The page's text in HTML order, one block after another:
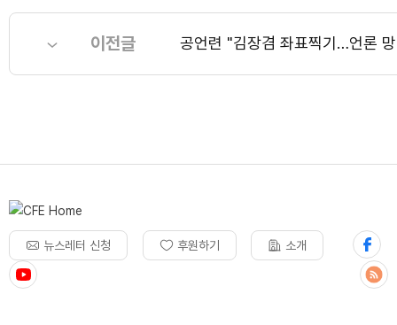
이전글 공언련 "김장겸 좌표찍기…언론
뉴스레터 신청 후원하기 소개